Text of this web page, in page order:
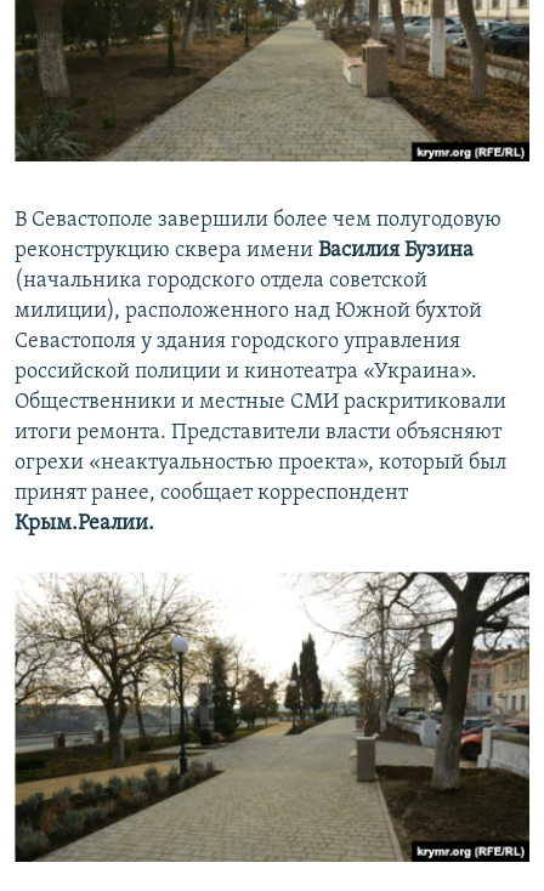
ПОБЕДИТЕЛЕЙ НЕ СУДЯТ?
КРЫМ.НЕПОКОРЕННЫЙ
ELIFBE
УКРАИНСКАЯ ПРОБЛЕМА КРЫМА
ПРИСОЕДИНЯЙТЕСЬ!
В Севастополе завершили более чем полугодовую
реконструкцию сквера имени Василия Бузина
(начальника городского отдела советской
милиции), расположенного над Южной бухтой
Севастополя у здания городского управления
российской полиции и кинотеатра «Украина».
Общественники и местные СМИ раскритиковали
итоги ремонта. Представители власти объясняют
огрехи «неактуальностью проекта», который был
принят ранее, сообщает корреспондент
Крым.Реалии.